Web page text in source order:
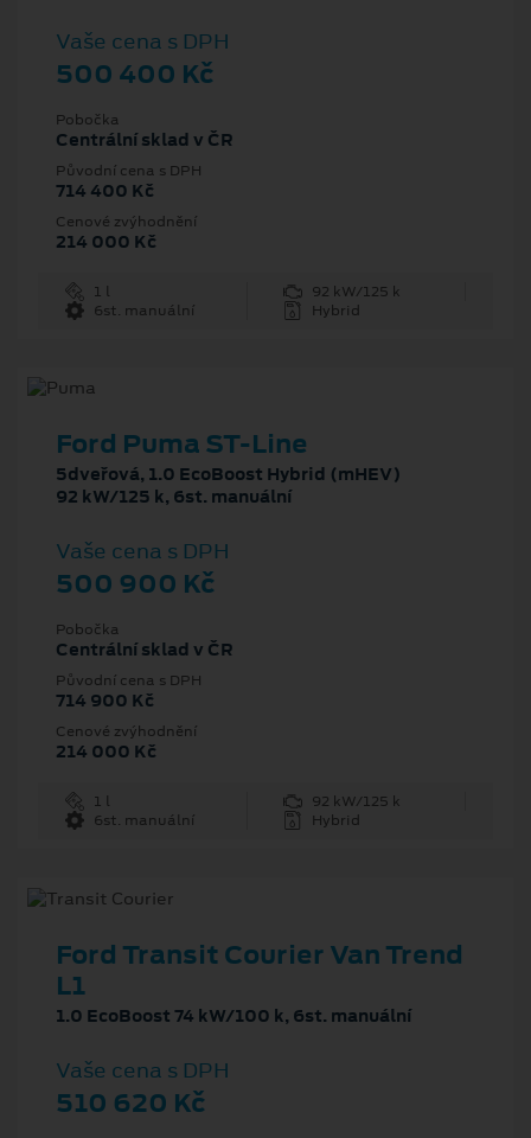
Vaše cena s DPH
500 400 Kč
Pobočka
Centrální sklad v ČR
Původní cena s DPH
714 400 Kč
Cenové zvýhodnění
214 000 Kč
1 l
92 kW/125 k
6st. manuální
Hybrid
Ford Puma ST-Line
5dveřová, 1.0 EcoBoost Hybrid (mHEV)
92 kW/125 k, 6st. manuální
Vaše cena s DPH
500 900 Kč
Pobočka
Centrální sklad v ČR
Původní cena s DPH
714 900 Kč
Cenové zvýhodnění
214 000 Kč
1 l
92 kW/125 k
6st. manuální
Hybrid
Ford Transit Courier Van Trend
L1
1.0 EcoBoost 74 kW/100 k, 6st. manuální
Vaše cena s DPH
510 620 Kč